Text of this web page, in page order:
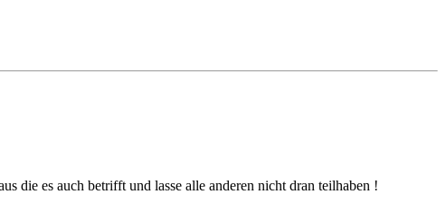
die es auch betrifft und lasse alle anderen nicht dran teilhaben !